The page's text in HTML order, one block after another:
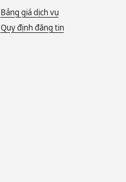
Bảng giá dịch vụ
Quy định đăng tin